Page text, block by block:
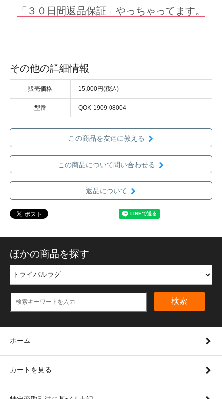
「３０日間返品保証」やっちゃってます。
その他の詳細情報
販売価格 15,000円(税込)
型番 QOK-1909-08004
この商品を友達に教える
この商品について問い合わせる
返品について
ほかの商品を探す
検索
ホーム
カートを見る